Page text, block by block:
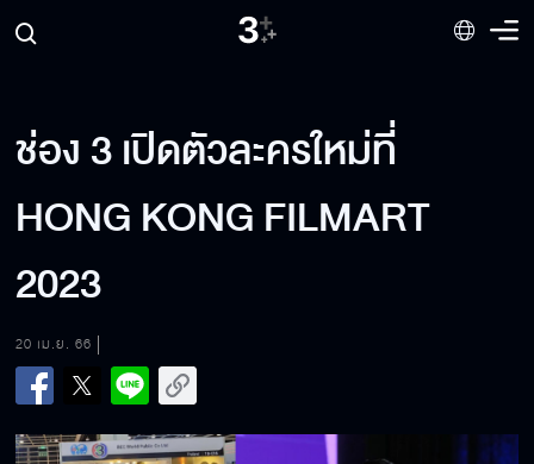
ช่อง 3 เปิดตัวละครใหม่ที่
HONG KONG FILMART
2023
20 เม.ย. 66